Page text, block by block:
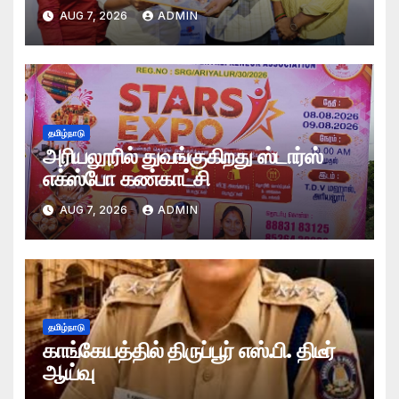
AUG 7, 2026 ADMIN
தமிழ்நாடு
அரியலூரில் துவங்குகிறது ஸ்டார்ஸ்
எக்ஸ்போ கண்காட்சி
AUG 7, 2026 ADMIN
தமிழ்நாடு
காங்கேயத்தில் திருப்பூர் எஸ்.பி. திடீர்
ஆய்வு